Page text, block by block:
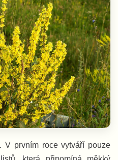
V prvním roce vytváří pouze